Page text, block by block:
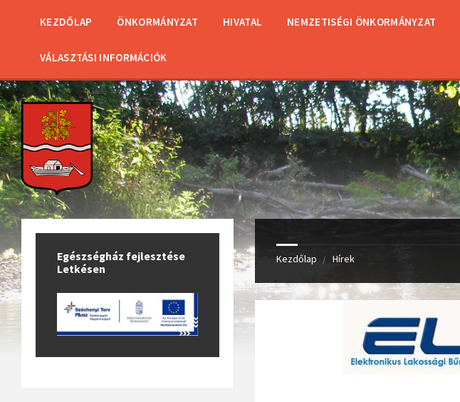
KEZDŐLAP ÖNKORMÁNYZAT HIVATAL NEMZETISÉGI ÖNKORMÁNYZAT
VÁLASZTÁSI INFORMÁCIÓK
Kezdőlap Hírek
Egészségház fejlesztése
Letkésen